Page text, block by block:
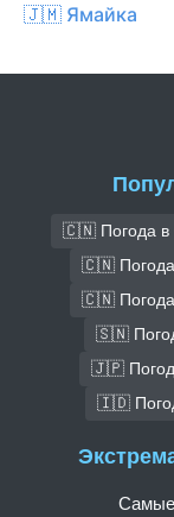
🇯🇲 Ямайка
🇨🇳 Погода в
🇨🇳 Погода
🇨🇳 Погода
🇸🇳
🇯🇵
🇮🇩
Самые